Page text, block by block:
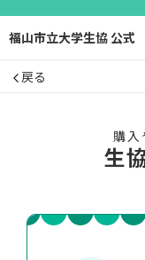
福山市立大学生協 公式
戻る
購入
生